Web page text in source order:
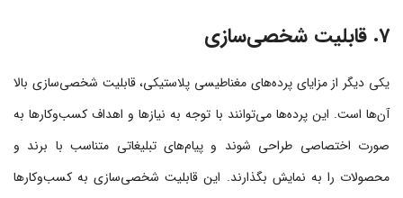
7. قابلیت شخصی‌سازی
یکی دیگر از مزایای پرده‌های مغناطیسی پلاستیکی، قابلیت شخصی‌سازی بالا
آن‌ها است. این پرده‌ها می‌توانند با توجه به نیازها و اهداف کسب‌وکارها به
صورت اختصاصی طراحی شوند و پیام‌های تبلیغاتی متناسب با برند و
محصولات را به نمایش بگذارند. این قابلیت شخصی‌سازی به کسب‌وکارها